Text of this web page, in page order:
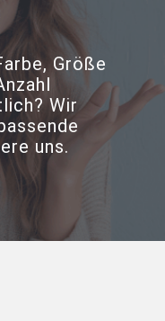
Größe
Wir
uns.